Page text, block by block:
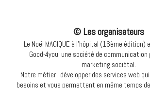
© Les organisateurs
Le Noël MAGIQUE à l'hôpital (16ème édition)
Good-4you, une société de
marketing sociétal.
Notre métier : développer des services web
besoins et vous permettent en même temps